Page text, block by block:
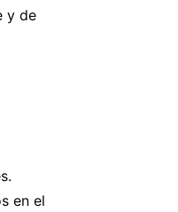
y de
en el